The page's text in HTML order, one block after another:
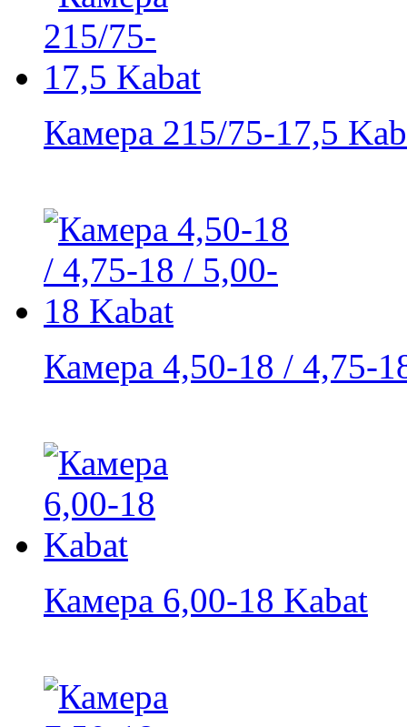
Камера 215/75-17,5
Камера 4,50-18 / 4,75-
Камера 6,00-18 Kabat